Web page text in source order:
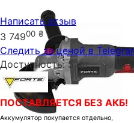
Написать отзыв
3 74900 ₴
Следить за ценой в
Доступность: 5 шт.
ПОСТАВЛЯЕТСЯ БЕЗ АКБ!
Аккумулятор покупается отдельно,